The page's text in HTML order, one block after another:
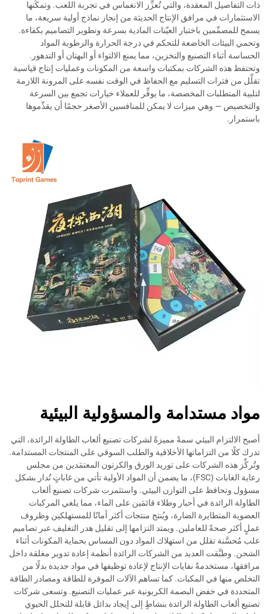
ذات التفاصيل المعقدة، والتي تُعزِّز الانغماس في تجربة اللعب. وتمكِّنها
الاستثمارات في مرافق الإنتاج الحديثة من إنجاز نماذج أولية سريعة، ما
يسمح للمصمِّمين باختبار العيّنات المادية بسرعة وتطوير التصاميم بكفاءة.
وتحمي البيئات الخاضعة للتحكم في درجة الحرارة والرطوبة المواد
الحساسة أثناء التصنيع والتخزين، مما يمنع الالتواء أو البهتان أو التدهور.
وتحتفظ هذه الشركات بمكتبات واسعة من المكونات وعمليات إنتاج قياسية
تقلِّل من فترات التسليم مع الحفاظ في الوقت نفسه على المرونة اللازمة
لتلبية المتطلبات المخصصة، ما يوفِّر للعملاء خيارات تجمع بين السرعة
والتخصيص — وهي ميزات لا يمكن للمنافسين الأصغر حجمًا أن يقدِّموها
باستمرار.
مواد مستدامة والمسؤولية البيئية
أصبح الالتزام البيئي سمةً مميزةً لشركات تصنيع ألعاب الطاولة الرائدة، التي
تدرك كلًا من التزاماتها الأخلاقية والطلب السوقي على المنتجات المستدامة.
وتُركِّز هذه الشركات على توريد الورق والكرتون المعتمَدين من مجلس
رعاية الغابات (FSC)، ما يضمن أن المواد الأولية تأتي من غاباتٍ تُدار بشكل
مسؤول وتحافظ على التوازن البيئي. واستثمرت شركات تصنيع ألعاب
الطاولة الرائدة في أحبار وطلاء قائمَين على الماء، مما يلغي المركبات
العضوية المتطايرة الضارة، ويُنتج منتجات أكثر أمانًا للمستهلكين وظروف
عملٍ أكثر صحةً للعاملين. ويمتد التزامها إلى تقليل هدر التغليف عبر تصاميم
علب مُحسَّنة تقلل من استهلاك المواد دون المساس بحماية المكونات أثناء
الشحن. وطبَّقت العديد من الشركات الرائدة أنظمة إعادة تدوير مغلقة داخل
مرافقها، مستخدمةً نفايات الإنتاج لإعادة توظيفها في مواد جديدة بدلًا من
التخلص منها في المكبات. كما تساهم الآلات الموفرة للطاقة ومصادر الطاقة
المتجددة في خفض البصمة الكربونية عبر عمليات التصنيع. وتسعى شركات
تصنيع ألعاب الطاولة الرائدة بنشاطٍ إلى إيجاد بدائل قابلة للتحلل الحيوي